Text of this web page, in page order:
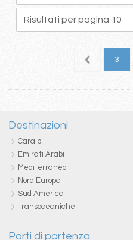
2 3
Destinazioni
Caraibi
Emirati Arabi
Mediterraneo
Nord Europa
Sud America
Transoceaniche
Porti di partenza